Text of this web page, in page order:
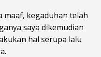
maaf, kegaduhan telah
saya dikemudian
hal serupa lalu